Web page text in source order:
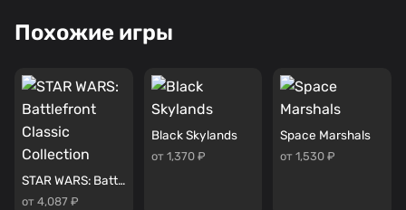
Похожие игры
STAR WARS: Battlefront Classic Collection
от 4,087 ₽
Black Skylands
от 1,370 ₽
Space Marshals
от 1,530 ₽